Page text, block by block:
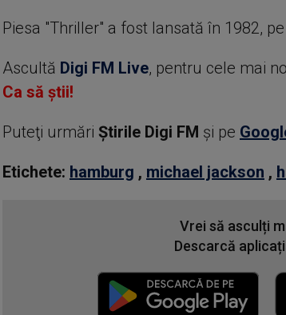
Piesa "Thriller" a fost lansată în 1982,
Ascultă Digi FM Live, pentru cele mai
Ca să știi!
Puteţi urmări Știrile Digi FM şi pe
Etichete: hamburg , michael jackson ,
Vrei să asculți
Descarcă